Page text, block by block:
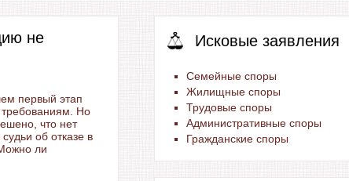
не
первый этап
Но
что нет
об отказе в
ли
Исковые заявления
Семейные споры
Жилищные споры
Трудовые споры
Административные споры
Гражданские споры